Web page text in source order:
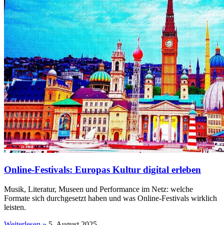
Online-Festivals: Europas Kultur digital erleben
Musik, Literatur, Museen und Performance im Netz: welche
Formate sich durchgesetzt haben und was Online-Festivals wirklich
leisten.